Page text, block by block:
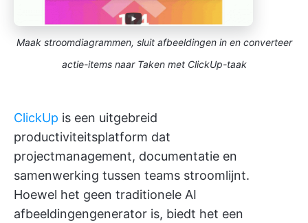
Maak stroomdiagrammen, sluit afbeeldingen in en converteer
actie-items naar Taken met ClickUp-taak
ClickUp is een uitgebreid
productiviteitsplatform dat
projectmanagement, documentatie en
samenwerking tussen teams stroomlijnt.
Hoewel het geen traditionele AI
afbeeldingengenerator is, biedt het een